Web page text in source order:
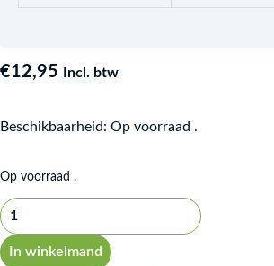
€12,95 Incl. btw
Beschikbaarheid: Op voorraad .
Op voorraad .
In winkelmand